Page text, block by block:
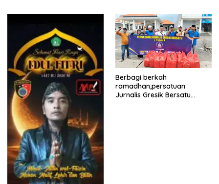
Berbagi berkah
ramadhan,persatuan
Jurnalis Gresik Bersatu